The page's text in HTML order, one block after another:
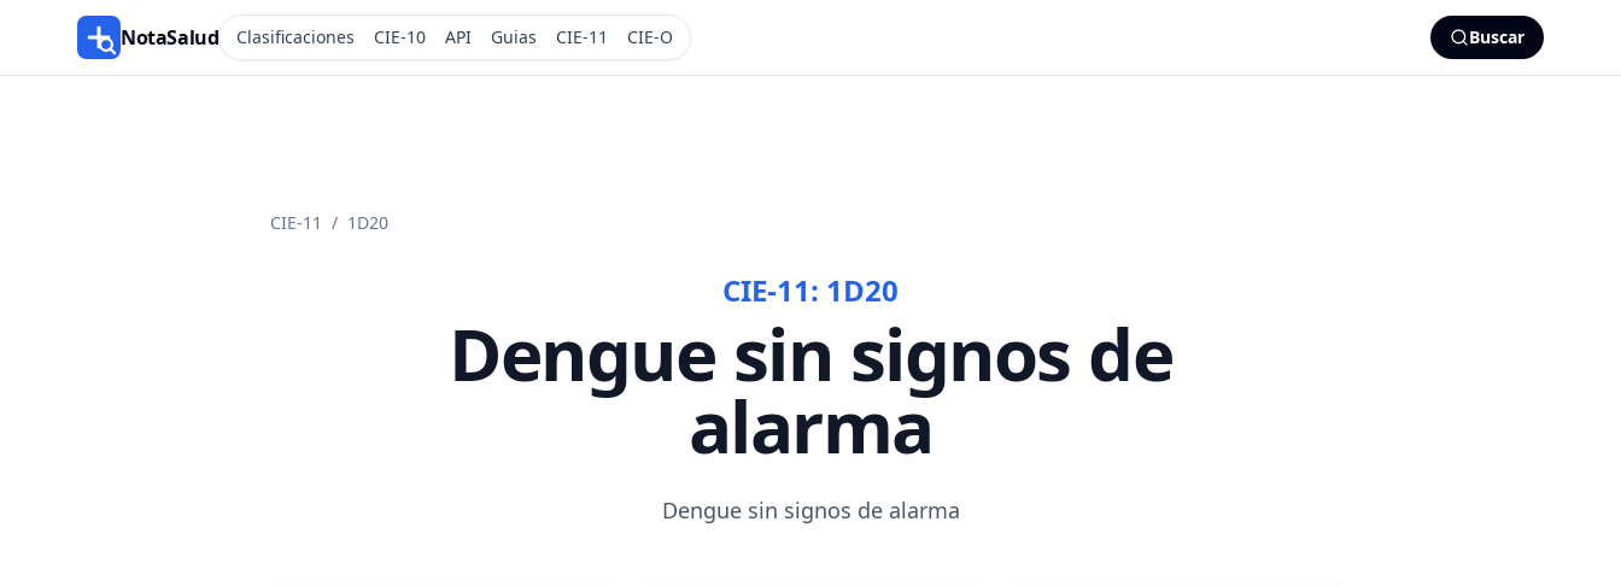
NotaSalud Clasificaciones CIE-10 API Guias CIE-11 CIE-O Buscar
CIE-11 / 1D20
CIE-11: 1D20
Dengue sin signos de
alarma
Dengue sin signos de alarma